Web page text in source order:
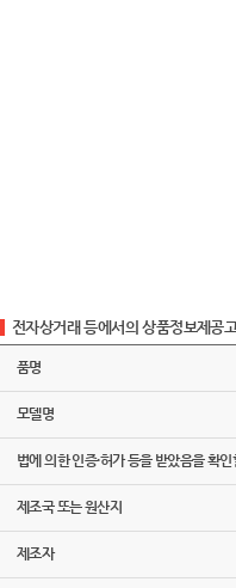
전자상거래 등에서의 상품정보제공
품명
모델명
법에 의한 인증·허가 등을 받았음을 확
제조국 또는 원산지
제조자